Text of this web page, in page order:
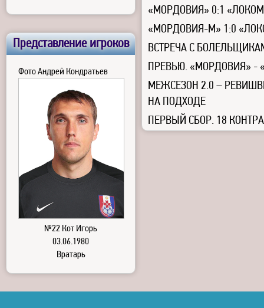
«МОРДОВИЯ» 0:1
«МОРДОВИЯ-М» 1:0
ВСТРЕЧА С
ПРЕВЬЮ. «МОРДОВИЯ» -
МЕЖСЕЗОН 2.0 –
НА ПОДХОДЕ
ПЕРВЫЙ СБОР. 18
Представление игроков
Фото Андрей Кондратьев
№22 Кот Игорь
03.06.1980
Вратарь